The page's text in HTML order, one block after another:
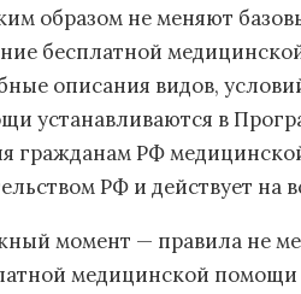
образом не меняют
бесплатной
описания видов,
устанавливаются в
гражданам РФ
РФ и действует на
момент — правила не
медицинской